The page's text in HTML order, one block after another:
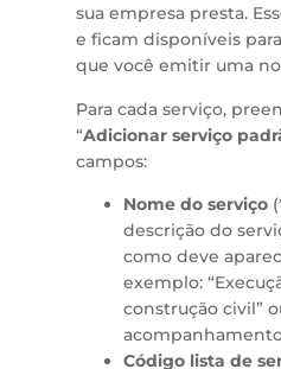
sua empresa presta.
e ficam disponíveis
que você emitir uma
Para cada serviço,
“Adicionar serviço
campos:
Nome do serviço
descrição do
como deve
exemplo:
construção civil”
Código lista de